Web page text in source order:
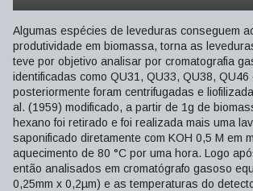
Algumas espécies de leveduras conseguem
produtividade em biomassa, torna as
teve por objetivo analisar por cromatografia
identificadas como QU31, QU33, QU38,
posteriormente foram centrifugadas e
al. (1959) modificado, a partir de 1g de
hexano foi retirado e foi realizada mais uma
saponificado diretamente com KOH 0,5 M em
aquecimento de 80 °C por uma hora. Logo
então analisados em cromatógrafo gasoso
0,25mm x 0,2µm) e as temperaturas do